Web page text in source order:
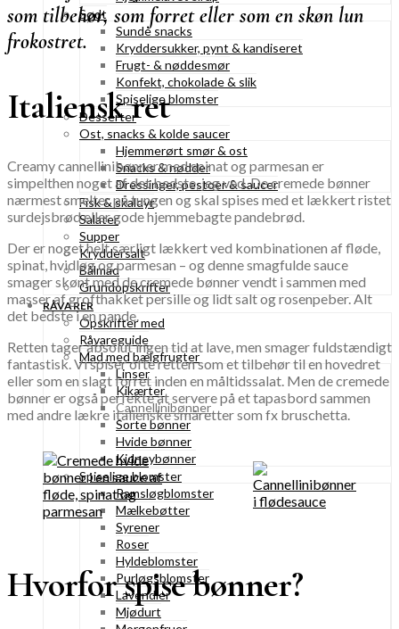
Sødt
Sunde snacks
Kryddersukker, pynt & kandiseret
Frugt- & nøddesmør
Konfekt, chokolade & slik
Spiselige blomster
Desserter
Ost, snacks & kolde saucer
Hjemmerørt smør & ost
Snacks & nødder
Dressinger, pestoer & saucer
Fisk & skaldyr
Salater
Supper
Kryddersalt
Bålmad
Grundopskrifter
RÅVARER
Opskrifter med
Råvareguide
Mad med bælgfrugter
Linser
Kikærter
Cannellinibønner
Sorte bønner
Hvide bønner
Kidneybønner
Spiselige blomster
Ramsløgblomster
Mælkebøtter
Syrener
Roser
Hyldeblomster
Purløgsblomster
Lavendler
Mjødurt
som tilbehør, som forret eller som en skøn lun
frokostret.
Italiensk ret
Creamy cannellinibønner med spinat og parmesan er
simpelthen noget af det bedste, jeg ved. De cremede bønner
nærmest smelter på tungen og skal spises med et lækkert ristet
surdejsbrød eller gode hjemmebagte pandebrød.
Der er noget helt særligt lækkert ved kombinationen af fløde,
spinat, hvidløg og parmesan – og denne smagfulde sauce
smager skønt med de cremede bønner vendt i sammen med
masser af grofthakket persille og lidt salt og rosenpeber. Alt
det bedste i en pande.
Retten tager absolut ingen tid at lave, men smager fuldstændigt
fantastisk. Vi spiser ofte retten som et tilbehør til en hovedret
eller som en slagt forret inden en måltidssalat. Men de cremede
bønner er også perfekte at servere på et tapasbord sammen
med andre lækre italienske småretter som fx bruschetta.
Hvorfor spise bønner?